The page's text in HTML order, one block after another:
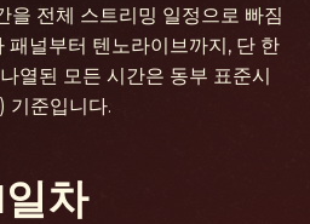
전체 스트리밍 일정으로 빠짐
패널부터 텐노라이브까지, 단 한
열된 모든 시간은 동부 표준시
기준입니다.
일차